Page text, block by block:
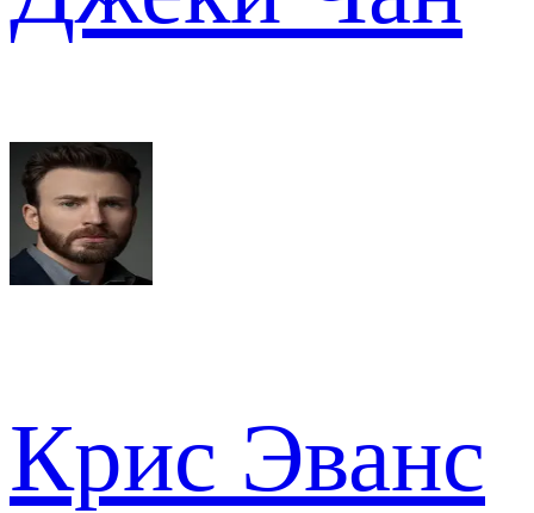
Крис Эванс